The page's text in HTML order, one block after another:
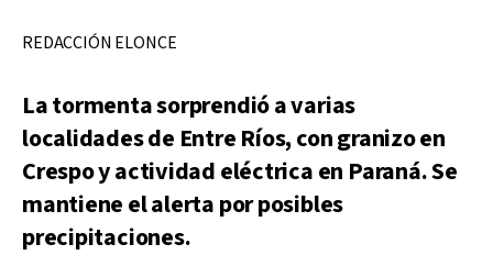
REDACCIÓN ELONCE
La tormenta sorprendió a varias
localidades de Entre Ríos, con granizo en
Crespo y actividad eléctrica en Paraná. Se
mantiene el alerta por posibles
precipitaciones.